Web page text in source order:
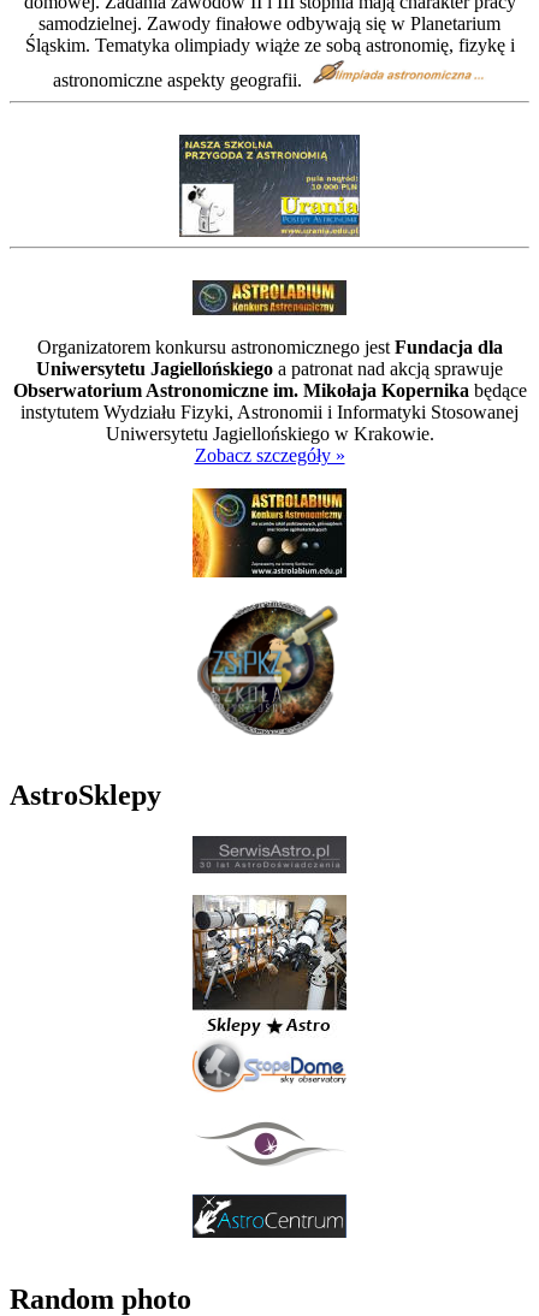
samodzielnej. Zawody finałowe odbywają się w Planetarium
Śląskim. Tematyka olimpiady wiąże ze sobą astronomię, fizykę i
astronomiczne aspekty geografii.
Organizatorem konkursu astronomicznego jestFundacja dla
Uniwersytetu Jagiellońskiego a patronat nad akcją sprawuje
Obserwatorium Astronomiczne im. Mikołaja Kopernikabędące
instytutem Wydziału Fizyki, Astronomii i Informatyki Stosowanej
Uniwersytetu Jagiellońskiego w Krakowie.
Zobacz szczegóły »
AstroSklepy
Random photo